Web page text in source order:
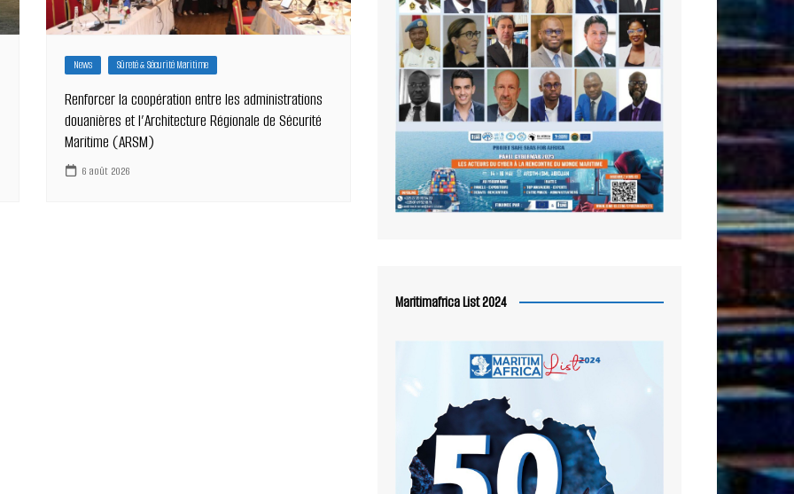
News Sûreté & Sécurité Maritime
Renforcer la coopération entre les administrations
douanières et l’Architecture Régionale de Sécurité
Maritime (ARSM)
6 août 2026
Maritimafrica List 2024